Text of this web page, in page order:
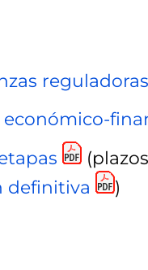
reguladoras
económico-
definitiva
)